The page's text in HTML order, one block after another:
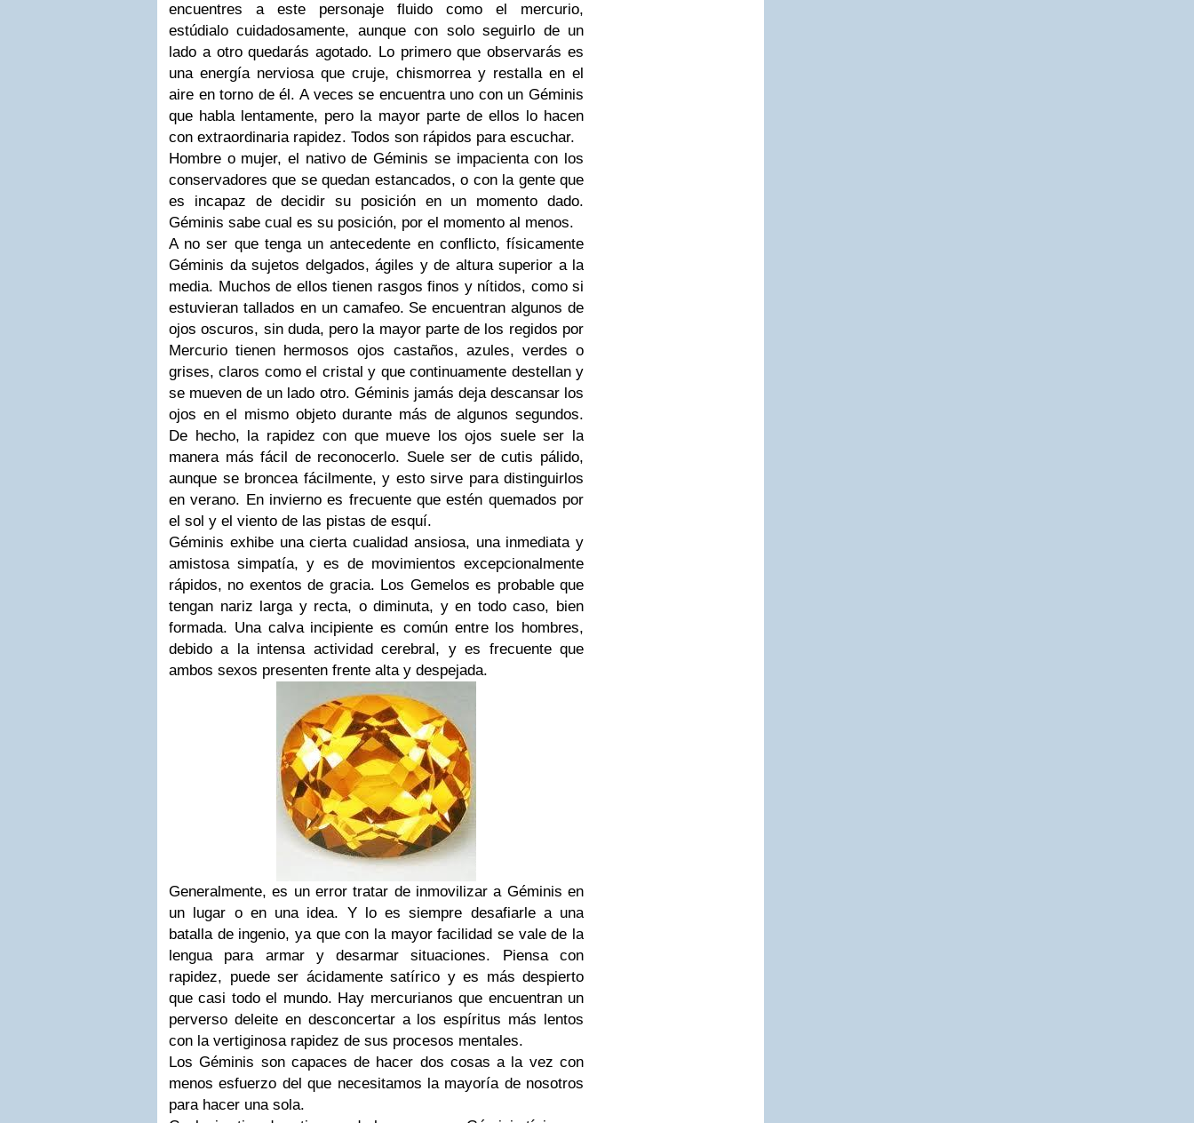
encuentres a este personaje fluido como el mercurio,
estúdialo cuidadosamente, aunque con solo seguirlo de un
lado a otro quedarás agotado. Lo primero que observarás es
una energía nerviosa que cruje, chismorrea y restalla en el
aire en torno de él. A veces se encuentra uno con un Géminis
que habla lentamente, pero la mayor parte de ellos lo hacen
con extraordinaria rapidez. Todos son rápidos para escuchar.
Hombre o mujer, el nativo de Géminis se impacienta con los
conservadores que se quedan estancados, o con la gente que
es incapaz de decidir su posición en un momento dado.
Géminis sabe cual es su posición, por el momento al menos.
A no ser que tenga un antecedente en conflicto, físicamente
Géminis da sujetos delgados, ágiles y de altura superior a la
media. Muchos de ellos tienen rasgos finos y nítidos, como si
estuvieran tallados en un camafeo. Se encuentran algunos de
ojos oscuros, sin duda, pero la mayor parte de los regidos por
Mercurio tienen hermosos ojos castaños, azules, verdes o
grises, claros como el cristal y que continuamente destellan y
se mueven de un lado otro. Géminis jamás deja descansar los
ojos en el mismo objeto durante más de algunos segundos.
De hecho, la rapidez con que mueve los ojos suele ser la
manera más fácil de reconocerlo. Suele ser de cutis pálido,
aunque se broncea fácilmente, y esto sirve para distinguirlos
en verano. En invierno es frecuente que estén quemados por
el sol y el viento de las pistas de esquí.
Géminis exhibe una cierta cualidad ansiosa, una inmediata y
amistosa simpatía, y es de movimientos excepcionalmente
rápidos, no exentos de gracia. Los Gemelos es probable que
tengan nariz larga y recta, o diminuta, y en todo caso, bien
formada. Una calva incipiente es común entre los hombres,
debido a la intensa actividad cerebral, y es frecuente que
ambos sexos presenten frente alta y despejada.
Generalmente, es un error tratar de inmovilizar a Géminis en
un lugar o en una idea. Y lo es siempre desafiarle a una
batalla de ingenio, ya que con la mayor facilidad se vale de la
lengua para armar y desarmar situaciones. Piensa con
rapidez, puede ser ácidamente satírico y es más despierto
que casi todo el mundo. Hay mercurianos que encuentran un
perverso deleite en desconcertar a los espíritus más lentos
con la vertiginosa rapidez de sus procesos mentales.
Los Géminis son capaces de hacer dos cosas a la vez con
menos esfuerzo del que necesitamos la mayoría de nosotros
para hacer una sola.